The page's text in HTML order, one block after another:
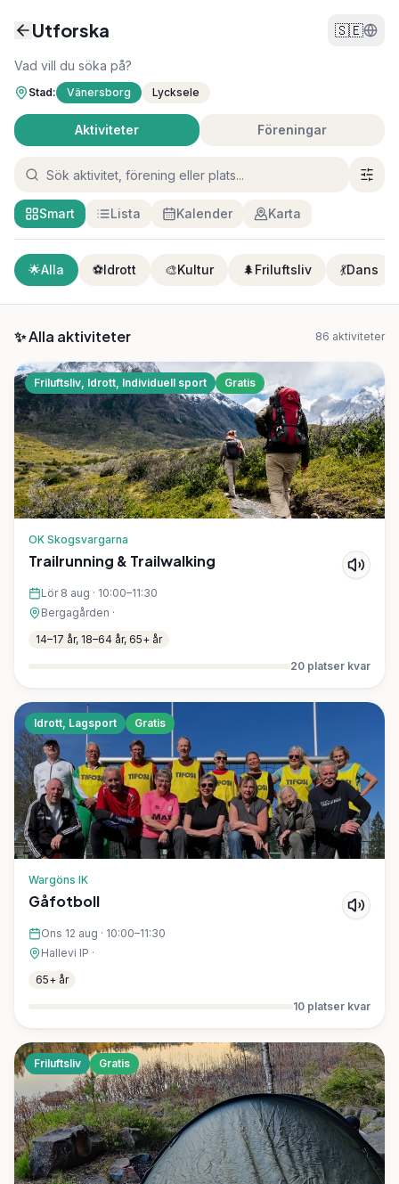
Utforska 🇸🇪
Vad vill du söka på?
Stad: Vänersborg Lycksele
Aktiviteter Föreningar
Smart Lista Kalender Karta
🌟Alla ⚽Idrott 🎨Kultur 🌲Friluftsliv 💃Dans
✨ Alla aktiviteter 86 aktiviteter
Friluftsliv, Idrott, Individuell sport Gratis
OK Skogsvargarna
Trailrunning & Trailwalking
Lör 8 aug · 10:00–11:30
Bergagården ·
14–17 år, 18–64 år, 65+ år
20 platser kvar
Idrott, Lagsport Gratis
Wargöns IK
Gåfotboll
Ons 12 aug · 10:00–11:30
Hallevi IP ·
65+ år
10 platser kvar
Friluftsliv Gratis